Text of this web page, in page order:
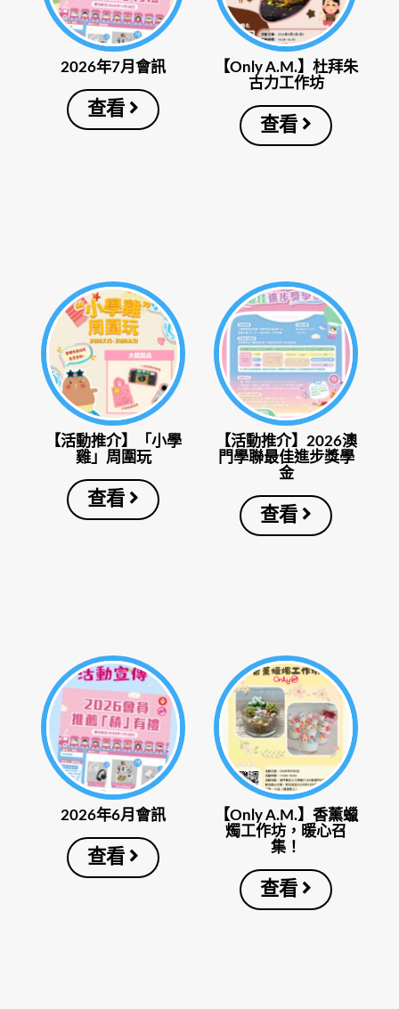
2026年7月會訊
查看
【Only A.M.】杜拜朱
古力工作坊
查看
【活動推介】「小學
雞」周圍玩
查看
【活動推介】2026澳
門學聯最佳進步獎學
金
查看
2026年6月會訊
查看
【Only A.M.】香薰蠟
燭工作坊，暖心召
集！
查看